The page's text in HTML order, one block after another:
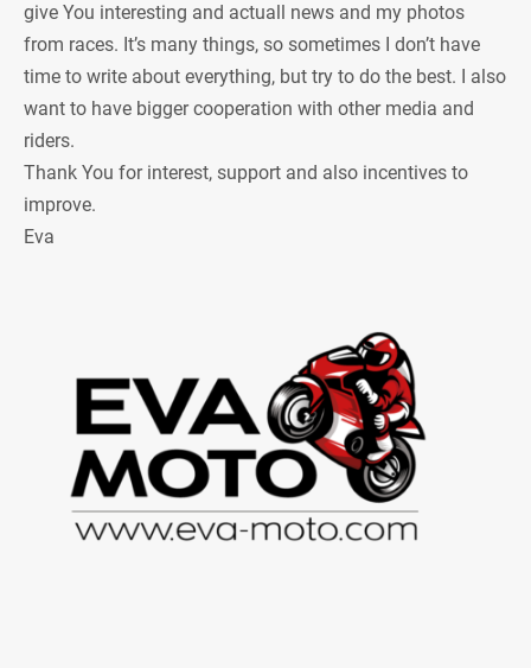
give You interesting and actuall news and my photos
from races. It’s many things, so sometimes I don’t have
time to write about everything, but try to do the best. I also
want to have bigger cooperation with other media and
riders.
Thank You for interest, support and also incentives to
improve.
Eva